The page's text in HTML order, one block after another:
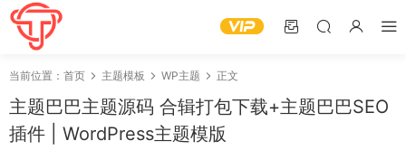
当前位置： 首页 主题模板 WP主题 正文
主题巴巴主题源码 合辑打包下载+主题巴巴SEO
插件 | WordPress主题模版